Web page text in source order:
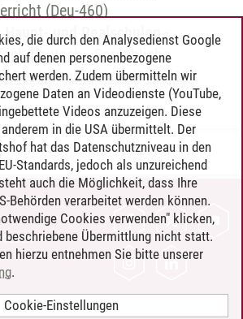
(Deu-460)
und Realschulen-
Deutsch-Sprachliche
Deutschunterricht (Deu-460)
die durch den Analysedienst Google
auf denen personenbezogene
werden. Zudem übermitteln wir
Daten an Videodienste (YouTube,
Videos anzuzeigen. Diese
in die USA übermittelt. Der
hat das Datenschutzniveau in den
Standards, jedoch als unzureichend
auch die Möglichkeit, dass Ihre
Behörden verarbeitet werden können.
Cookies verwenden" klicken,
beschriebene Übermittlung nicht statt.
hierzu entnehmen Sie bitte unserer
.
Cookie-Einstellungen